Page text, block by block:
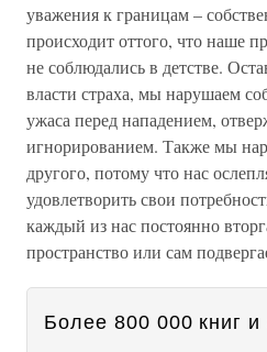
уважения к границам –
происходит оттого, что наше
не соблюдались в детстве.
власти страха, мы нарушаем
ужаса перед нападением,
игнорированием. Также мы
другого, потому что нас
удовлетворить свои
каждый из нас постоянно
пространство или сам
Более 800 000 книг и